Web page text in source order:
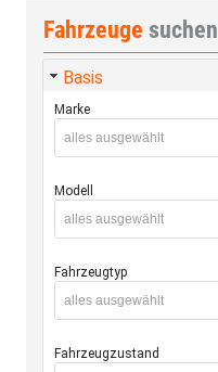
Fahrzeuge suchen
Basis
Marke
alles ausgewählt
Modell
alles ausgewählt
Fahrzeugtyp
alles ausgewählt
Fahrzeugzustand